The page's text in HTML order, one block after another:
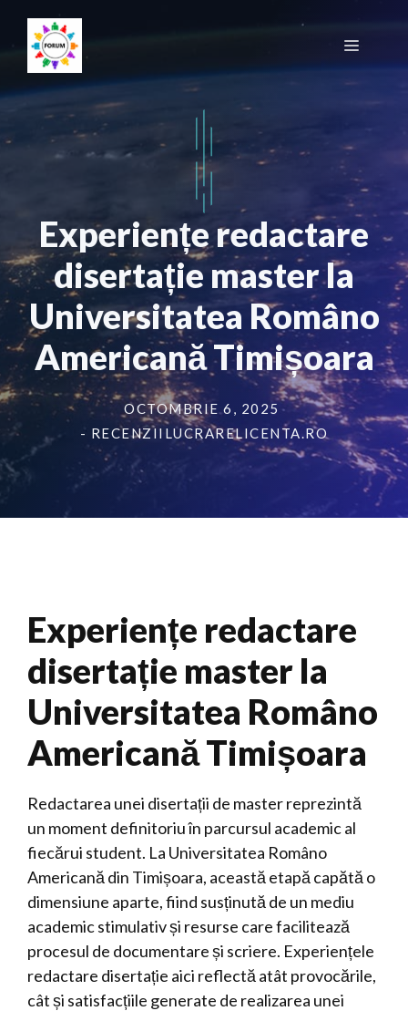
conținut
Meniu
Experiențe redactare
disertație master la
Universitatea Româno
Americană Timișoara
OCTOMBRIE 6, 2025
- RECENZIILUCRARELICENTA.RO
Experiențe redactare
disertație master la
Universitatea Româno
Americană Timișoara
Redactarea unei disertații de master reprezintă
un moment definitoriu în parcursul academic al
fiecărui student. La Universitatea Româno
Americană din Timișoara, această etapă capătă o
dimensiune aparte, fiind susținută de un mediu
academic stimulativ și resurse care facilitează
procesul de documentare și scriere. Experiențele
redactare disertație aici reflectă atât provocările,
cât și satisfacțiile generate de realizarea unei